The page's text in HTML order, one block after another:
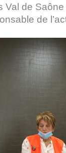
Val de
de